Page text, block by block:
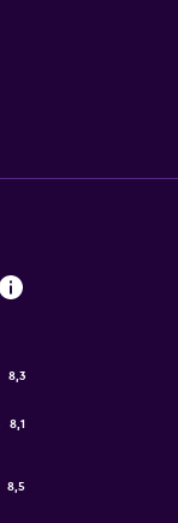
8,3
8,1
8,5